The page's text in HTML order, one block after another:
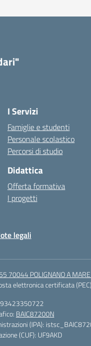
I Servizi
Famiglie e studenti
Personale scolastico
Percorsi di studio
Didattica
Offerta formativa
I progetti
legali
70044 POLIGNANO A MARE
elettronica certificata
93423350722
BAIC87200N
(IPA):
(CUF): UF9AKD